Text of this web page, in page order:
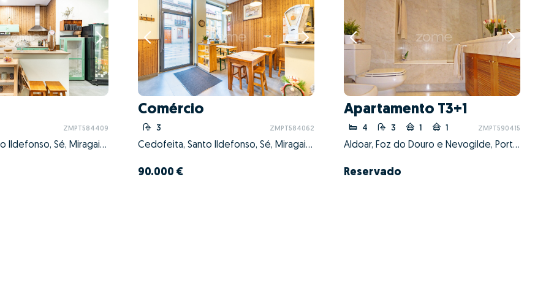
ZMPT584409
Cedofeita, Santo Ildefonso, Sé, Miragaia, São Nicolau e Vitória, Porto, Porto
Comércio
3 ZMPT584062
Cedofeita, Santo Ildefonso, Sé, Miragaia, São Nicolau e Vitória, Porto, Porto
90.000 €
Apartamento T3+1
4 3 1 1 ZMPT590415
Aldoar, Foz do Douro e Nevogilde, Porto, Porto
Reservado